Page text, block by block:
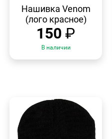
ПРОСМОТР
Нашивка Venom
(лого красное)
150 ₽
В наличии